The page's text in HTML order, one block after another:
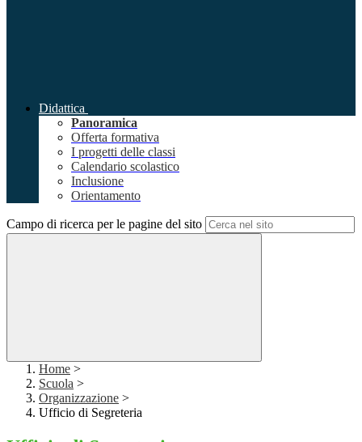
Didattica
Panoramica
Offerta formativa
I progetti delle classi
Calendario scolastico
Inclusione
Orientamento
Campo di ricerca per le pagine del sito
Home >
Scuola >
Organizzazione >
Ufficio di Segreteria